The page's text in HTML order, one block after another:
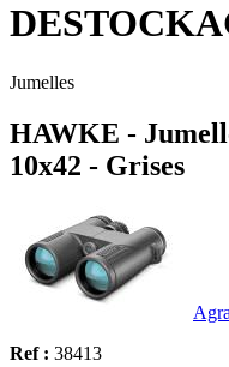
Jumelles
HAWKE -
10x42 - Grises
Ref : 38413